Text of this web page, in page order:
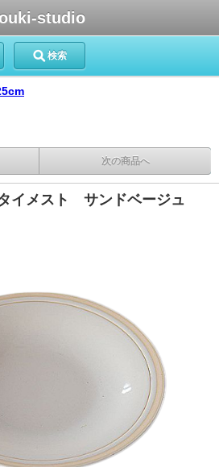
studio
検索
次の商品へ
イメスト サンドベージュ